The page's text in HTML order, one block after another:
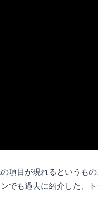
項目が現れるというも
でも過去に紹介した、